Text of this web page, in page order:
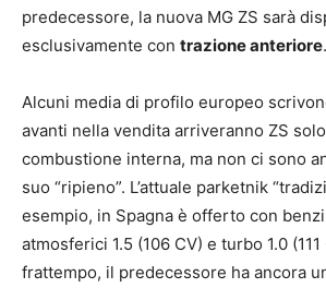
predecessore, la nuova MG ZS sarà
esclusivamente con trazione anteriore.
Alcuni media di profilo europeo
avanti nella vendita arriveranno ZS
combustione interna, ma non ci sono
suo “ripieno”. L’attuale parketnik
esempio, in Spagna è offerto con
atmosferici 1.5 (106 CV) e turbo 1.0 (111
frattempo, il predecessore ha ancora